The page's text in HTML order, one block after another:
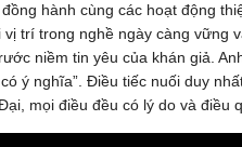
hành cùng các hoạt động
trí trong nghề ngày càng
niềm tin yêu của khán giả.
ý nghĩa”. Điều tiếc nuối duy
mọi điều đều có lý do và điều